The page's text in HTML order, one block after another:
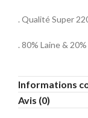
Taille
46
52
. Qualité Super
. 80% Laine &
Informations
Avis (0)